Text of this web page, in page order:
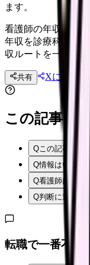
ます。
看護師の年収ラン
年収を診療科・施
収ルートを一目で
共有 Xに投稿
この記事を
Qこの記事では
Q情報はいつ時
Q看護師はまず
Q判断に迷う場
転職で一番不安